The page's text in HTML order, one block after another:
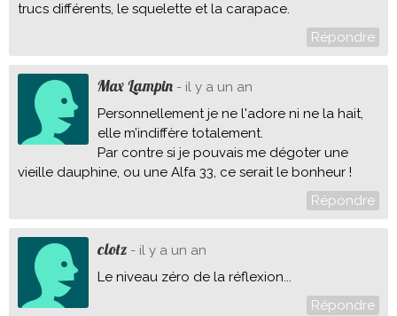
trucs différents, le squelette et la carapace.
Répondre
Max Lampin - il y a un an
Personnellement je ne l'adore ni ne la hait,
elle m’indiffère totalement.
Par contre si je pouvais me dégoter une
vieille dauphine, ou une Alfa 33, ce serait le bonheur !
Répondre
clotz - il y a un an
Le niveau zéro de la réflexion...
Répondre